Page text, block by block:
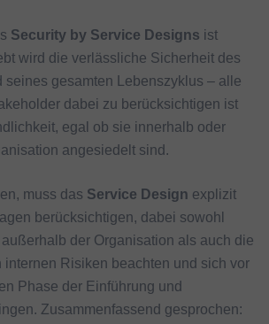
Security by Service Designs ist
wird die verlässliche Sicherheit des
seines gesamten Lebenszyklus – alle
dabei zu berücksichtigen ist
egal ob sie innerhalb oder
angesiedelt sind.
muss das Service Design explizit
berücksichtigen, dabei sowohl
der Organisation als auch die
internen Risiken beachten und sich vor
Phase der Einführung und
Zusammenfassend gesprochen: